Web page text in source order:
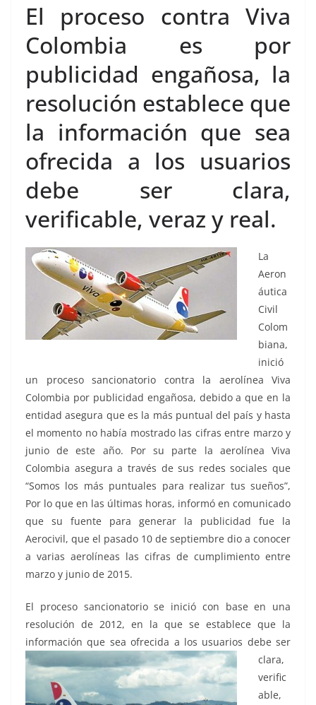
El proceso contra Viva
Colombia es por
publicidad engañosa, la
resolución establece que
la información que sea
ofrecida a los usuarios
debe ser clara,
verificable, veraz y real.
La
Aeron
áutica
Civil
Colom
biana,
inició
un proceso sancionatorio contra la aerolínea Viva
Colombia por publicidad engañosa, debido a que en la
entidad asegura que es la más puntual del país y hasta
el momento no había mostrado las cifras entre marzo y
junio de este año. Por su parte la aerolínea Viva
Colombia asegura a través de sus redes sociales que
“Somos los más puntuales para realizar tus sueños”,
Por lo que en las últimas horas, informó en comunicado
que su fuente para generar la publicidad fue la
Aerocivil, que el pasado 10 de septiembre dio a conocer
a varias aerolíneas las cifras de cumplimiento entre
marzo y junio de 2015.
El proceso sancionatorio se inició con base en una
resolución de 2012, en la que se establece que la
información que sea ofrecida a los usuarios debe ser
clara,
verific
able,